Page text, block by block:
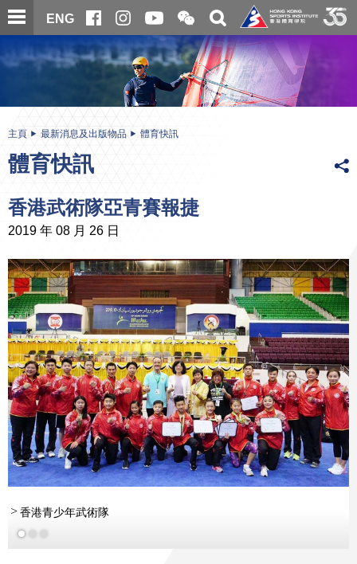
跳
至
內
ENG
開
合
微
信
二
維
碼
關
搜
尋
内
主頁 最新消息及出版物品 體育快訊
體育快訊
香港武術隊亞青賽報捷
2019 年 08 月 26 日
香港青少年武術隊